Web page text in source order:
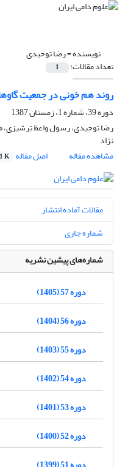
نویسنده =رضا توحیدی
تعداد مقالات: 1
روند هم خونی در جمعیت
دوره 39، شماره 1، زمستان 1387
رضا توحیدی، رسول واعظ ترشیزی،
نژاد
مشاهده مقاله
اصل مقاله K
مقالات آماده انتشار
شماره جاری
شماره‌های پیشین نشریه
دوره 57 (1405)
دوره 56 (1404)
دوره 55 (1403)
دوره 54 (1402)
دوره 53 (1401)
دوره 52 (1400)